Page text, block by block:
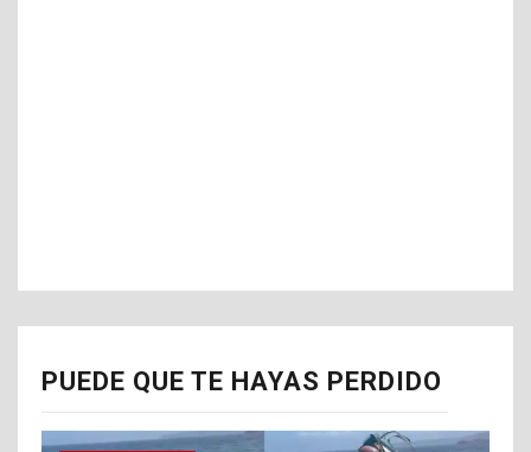
PUEDE QUE TE HAYAS PERDIDO